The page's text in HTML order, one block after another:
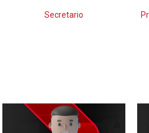
Secretario